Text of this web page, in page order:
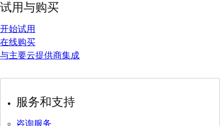
试用与购买
开始试用
在线购买
与主要云提供商集成
服务和支持
咨询服务